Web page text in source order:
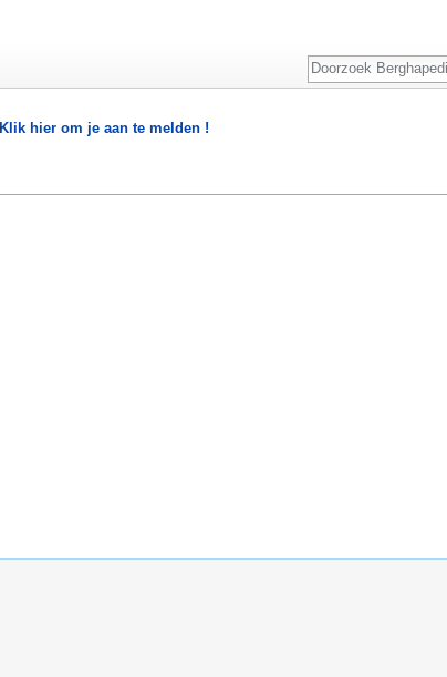
Klik hier om je aan te melden !
Zoeken